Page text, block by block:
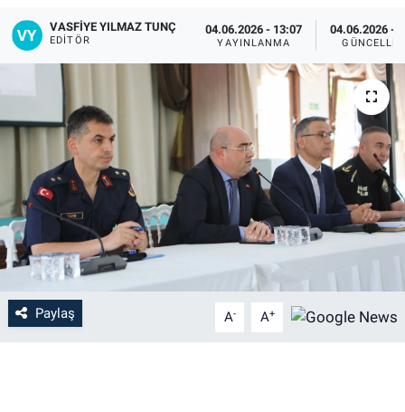
VASFIYE YILMAZ TUNÇ
EDITÖR
04.06.2026 - 13:07
YAYINLANMA
04.06.2026 -
Paylaş A- A+